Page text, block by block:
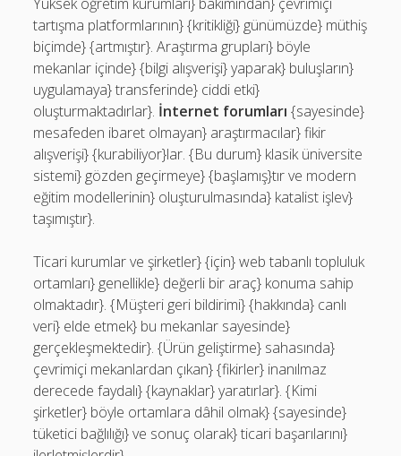
tartışma platformlarının} {kritikliği} günümüzde} müthiş
biçimde} {artmıştır}. Araştırma grupları} böyle
mekanlar içinde} {bilgi alışverişi} yaparak} buluşların}
uygulamaya} transferinde} ciddi etki}
oluşturmaktadırlar}. İnternet forumları {sayesinde}
mesafeden ibaret olmayan} araştırmacılar} fikir
alışverişi} {kurabiliyor}lar. {Bu durum} klasik üniversite
sistemi} gözden geçirmeye} {başlamış}tır ve modern
eğitim modellerinin} oluşturulmasında} katalist işlev}
taşımıştır}.
Ticari kurumlar ve şirketler} {için} web tabanlı topluluk
ortamları} genellikle} değerli bir araç} konuma sahip
olmaktadır}. {Müşteri geri bildirimi} {hakkında} canlı
veri} elde etmek} bu mekanlar sayesinde}
gerçekleşmektedir}. {Ürün geliştirme} sahasında}
çevrimiçi mekanlardan çıkan} {fikirler} inanılmaz
derecede faydalı} {kaynaklar} yaratırlar}. {Kimi
şirketler} böyle ortamlara dâhil olmak} {sayesinde}
tüketici bağlılığı} ve sonuç olarak} ticari başarılarını}